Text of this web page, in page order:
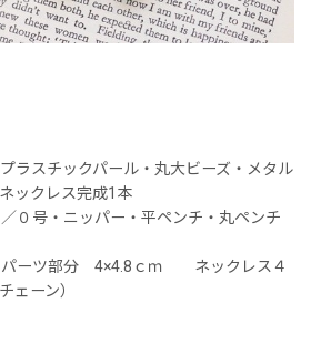
ラスチックパール・丸大ビーズ・メタル
ックレス完成1本
０号・ニッパー・平ペンチ・丸ペンチ
パーツ部分 4×4.8ｃｍ ネックレス４
ェーン）